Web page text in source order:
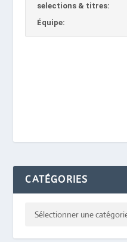
selections & titres:
Équipe:
CATÉGORIES